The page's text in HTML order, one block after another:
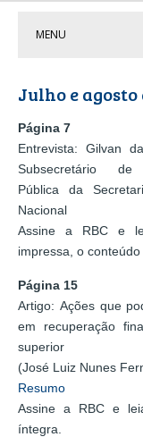
MENU
Julho e agosto
Página 7
Entrevista: Gilvan
Subsecretário de
Pública da
Nacional
Assine a RBC e
impressa, o conteúdo
Página 15
Artigo: Ações que
em recuperação
superior
(José Luiz Nunes
Resumo
Assine a RBC e
íntegra.